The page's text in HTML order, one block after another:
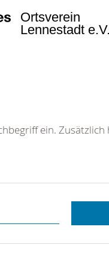
Ortsverein
Lennestadt e.V.
Hotline.
gerne.
ein.